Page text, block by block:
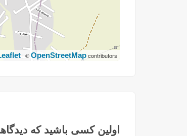
| ©OpenStreetMapcontributors
اولین کسی باشید که